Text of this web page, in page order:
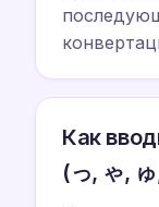
Как
(っ, ゃ,